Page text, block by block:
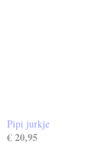
Pipi jurkje
€ 20,95